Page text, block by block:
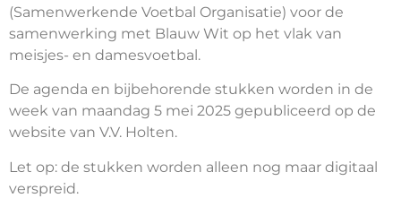
(Samenwerkende Voetbal Organisatie) voor de
samenwerking met Blauw Wit op het vlak van
meisjes- en damesvoetbal.
De agenda en bijbehorende stukken worden in de
week van maandag 5 mei 2025 gepubliceerd op de
website van V.V. Holten.
Let op: de stukken worden alleen nog maar digitaal
verspreid.